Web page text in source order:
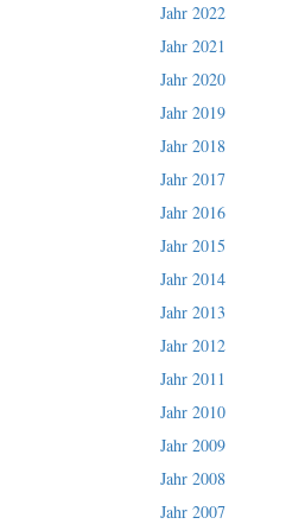
Jahr 2022
Jahr 2021
Jahr 2020
Jahr 2019
Jahr 2018
Jahr 2017
Jahr 2016
Jahr 2015
Jahr 2014
Jahr 2013
Jahr 2012
Jahr 2011
Jahr 2010
Jahr 2009
Jahr 2008
Jahr 2007